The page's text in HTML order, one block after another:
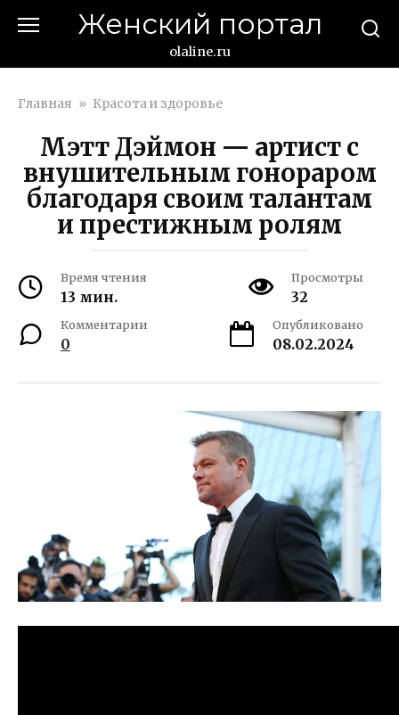
Женский портал
olaline.ru
Главная » Красота и здоровье
Мэтт Дэймон — артист с
внушительным гонораром
благодаря своим талантам
и престижным ролям
Время чтения
13 мин.
Просмотры
32
Комментарии
0
Опубликовано
08.02.2024